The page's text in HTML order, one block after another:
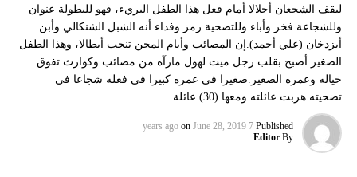
ليقف الشجعان أجلالا أمام فعل هذا الطفل البريء، فهو للبطولة عنوان
وللشجاعة فخر وأباء وللتضحية رمز وفداء.أنه الشبل الشنكالي وأبن
أيزدخان (علي أحمد).إن المصائب وأيام المحن تنجب أبطالا، وهذا الطفل
الصغير أصبح بقلب رجل ميت لهول مارآه من مصائب وكوارث تفوق
خياله وعمره الصغير.صغيرا في عمره كبيرا في فعله شجاعا في
تضحيته.هربت عائلته ومعها (30) عائلة…
Published
7 years ago
on June 28, 2019
By
Editor